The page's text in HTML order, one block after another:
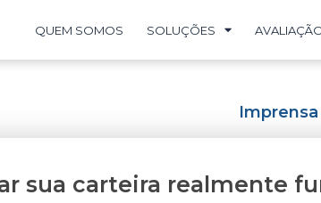
QUEM SOMOS SOLUÇÕES
Imprensa
sua carteira realmente